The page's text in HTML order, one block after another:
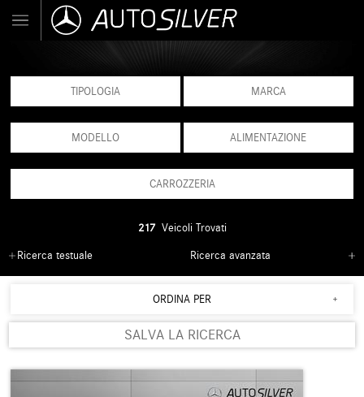
TIPOLOGIA MARCA
MODELLO ALIMENTAZIONE
CARROZZERIA
217Veicoli Trovati
Ricerca testuale
Ricerca avanzata
ORDINA PER
SALVA LA RICERCA